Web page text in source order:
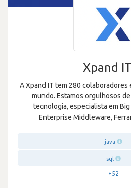
Xpand IT
A Xpand IT tem 280
mundo. Estamos orgulhosos
tecnologia, especialista em
Enterprise Middleware,
java
sql
+52